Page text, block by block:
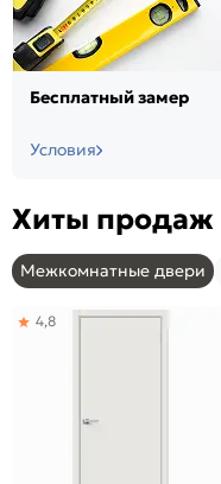
Бесплатный замер
Условия
Хиты продаж
Межкомнатные двери
4,8